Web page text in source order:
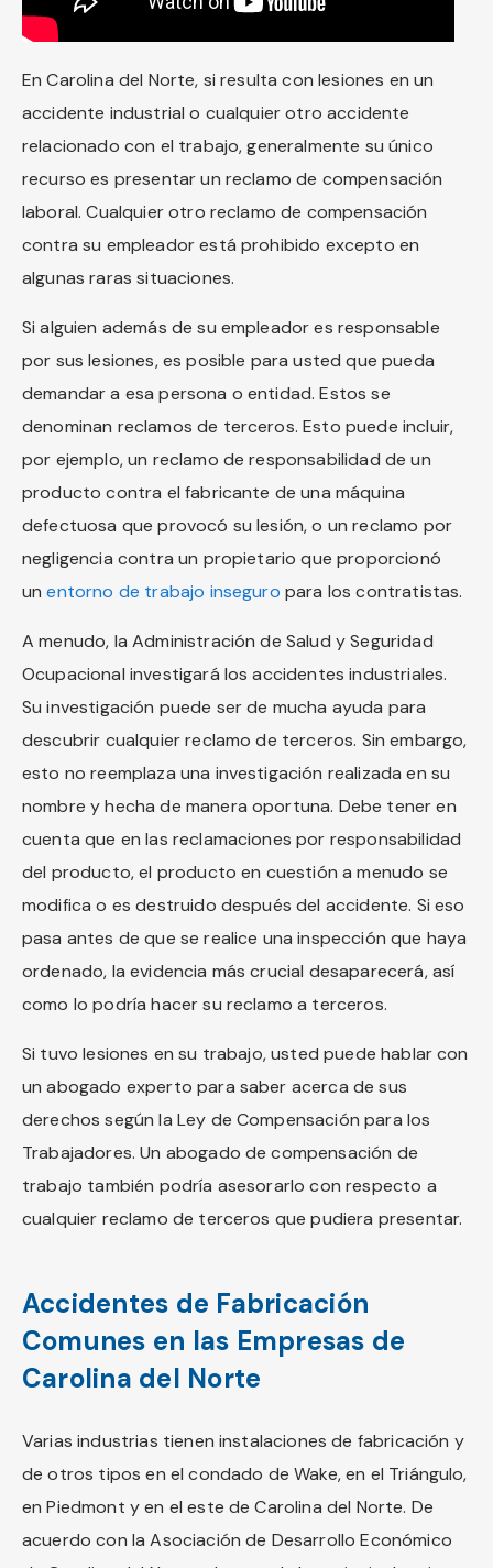
En Carolina del Norte, si resulta con lesiones en un
accidente industrial o cualquier otro accidente
relacionado con el trabajo, generalmente su único
recurso es presentar un reclamo de compensación
laboral. Cualquier otro reclamo de compensación
contra su empleador está prohibido excepto en
algunas raras situaciones.
Si alguien además de su empleador es responsable
por sus lesiones, es posible para usted que pueda
demandar a esa persona o entidad. Estos se
denominan reclamos de terceros. Esto puede incluir,
por ejemplo, un reclamo de responsabilidad de un
producto contra el fabricante de una máquina
defectuosa que provocó su lesión, o un reclamo por
negligencia contra un propietario que proporcionó
unentorno de trabajo inseguro para los contratistas.
A menudo, la Administración de Salud y Seguridad
Ocupacional investigará los accidentes industriales.
Su investigación puede ser de mucha ayuda para
descubrir cualquier reclamo de terceros. Sin embargo,
esto no reemplaza una investigación realizada en su
nombre y hecha de manera oportuna. Debe tener en
cuenta que en las reclamaciones por responsabilidad
del producto, el producto en cuestión a menudo se
modifica o es destruido después del accidente. Si eso
pasa antes de que se realice una inspección que haya
ordenado, la evidencia más crucial desaparecerá, así
como lo podría hacer su reclamo a terceros.
Si tuvo lesiones en su trabajo, usted puede hablar con
un abogado experto para saber acerca de sus
derechos según la Ley de Compensación para los
Trabajadores. Un abogado de compensación de
trabajo también podría asesorarlo con respecto a
cualquier reclamo de terceros que pudiera presentar.
Accidentes de Fabricación
Comunes en las Empresas de
Carolina del Norte
Varias industrias tienen instalaciones de fabricación y
de otros tipos en el condado de Wake, en el Triángulo,
en Piedmont y en el este de Carolina del Norte. De
acuerdo con la Asociación de Desarrollo Económico